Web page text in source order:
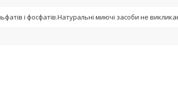
і фосфатів.Натуральні миючі засоби не